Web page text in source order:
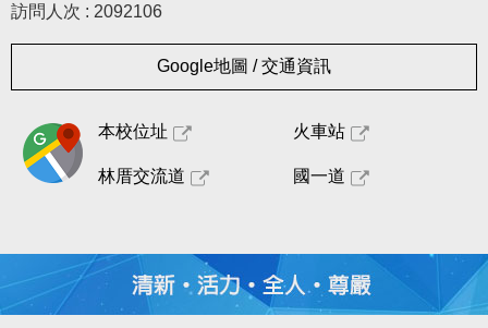
訪問人次 : 2092106
Google地圖 / 交通資訊
本校位址 火車站
林厝交流道 國一道